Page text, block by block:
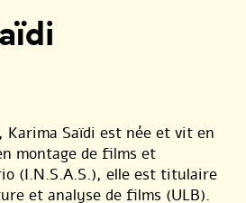
Karima Saïdi est née et vit en
montage de films et
(I.N.S.A.S.), elle est titulaire
et analyse de films (ULB).